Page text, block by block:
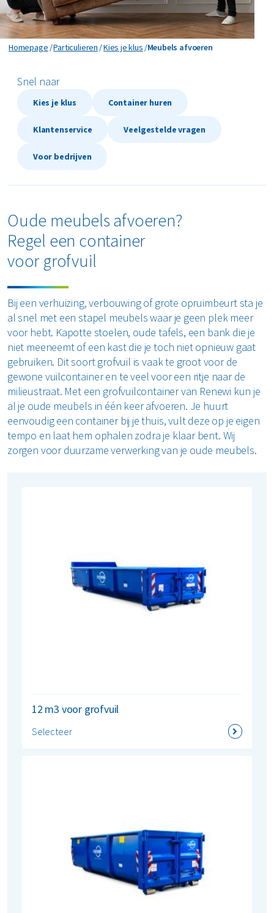
Kozijnen vervangen
Meubels afvoeren
Schuur slopen
Tegels verwijderen
Traprenovatie
Verbouwing
Vloer verwijderen
Zolder opruimen
Bekijk alle klussen
Homepage Particulieren Kies je klus Meubels afvoeren
Meubels afvoeren
Snel naar
Kies je klus Container huren
Klantenservice Veelgestelde vragen
Voor bedrijven
Oude meubels afvoeren?
Regel een container
voor grofvuil
Bij een verhuizing, verbouwing of grote opruimbeurt sta je
al snel met een stapel meubels waar je geen plek meer
voor hebt. Kapotte stoelen, oude tafels, een bank die je
niet meeneemt of een kast die je toch niet opnieuw gaat
gebruiken. Dit soort grofvuil is vaak te groot voor de
gewone vuilcontainer en te veel voor een ritje naar de
milieustraat. Met een grofvuilcontainer van Renewi kun je
al je oude meubels in één keer afvoeren. Je huurt
eenvoudig een container bij je thuis, vult deze op je eigen
tempo en laat hem ophalen zodra je klaar bent. Wij
zorgen voor duurzame verwerking van je oude meubels.
12 m3 voor grofvuil
Selecteer